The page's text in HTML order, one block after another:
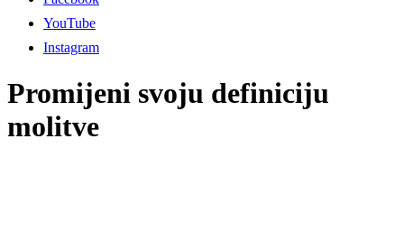
YouTube
Instagram
Promijeni svoju definiciju
molitve